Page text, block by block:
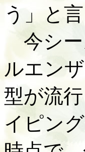
う」と
今シー
ルエン
型が流
イピン